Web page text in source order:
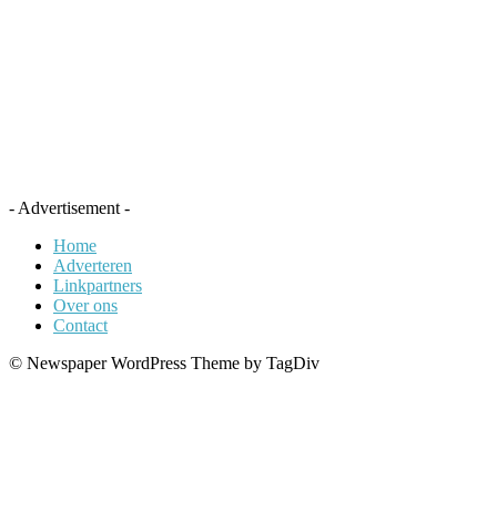
- Advertisement -
Home
Adverteren
Linkpartners
Over ons
Contact
© Newspaper WordPress Theme by TagDiv